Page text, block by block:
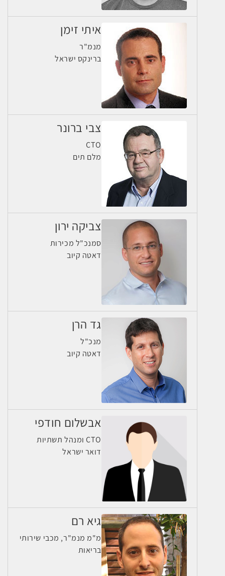
איתי זימן
מנמ"ר
ברינקס ישראל
צבי ברונר
CTO
מלם תים
צביקה ירון
סמנכ"ל מכירות
דאטה קיוב
גד הרן
מנכ"ל
דאטה קיוב
אבשלום חודפי
CTO ומנהל תשתיות
דואר ישראל
גיא רם
מ"מ מנמ"ר, מכבי שירותי
בריאות